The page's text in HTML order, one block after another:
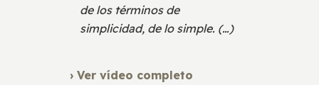
de los términos de
simplicidad, de lo simple. (…)
› Ver vídeo completo